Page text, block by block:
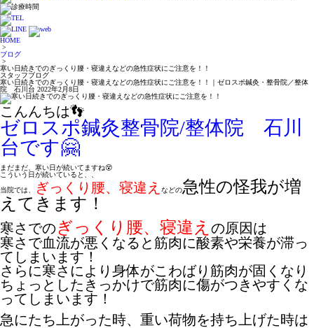
HOME
>
ブログ
>
寒い日続きでのぎっくり腰・寝違えなどの急性症状にご注意を！！
スタッフブログ
寒い日続きでのぎっくり腰・寝違えなどの急性症状にご注意を！！｜ゼロスポ鍼灸・整骨院／整体
院 石川台 2022年2月8日
こんんちは👣
ゼロスポ鍼灸整骨院/整体院 石川
台です🤗
まだまだ、寒い日が続いてますね😵
こういう日が続いていると、、
当院では、
ぎっくり腰、寝違え などの急性の怪我が増
えてきます！
寒さでのぎっくり腰、寝違え の原因は
寒さで血流が悪くなると筋肉に酸素や栄養が滞っ
てしまいます！
さらに寒さにより身体がこわばり筋肉が固くなり
ちょっとしたきっかけで筋肉に傷がつきやすくな
ってしまいます！
急にたち上がった時、重い荷物を持ち上げた時は